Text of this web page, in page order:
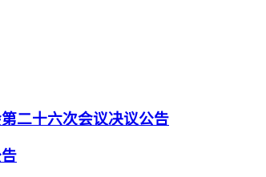
二十六次会议决议公告